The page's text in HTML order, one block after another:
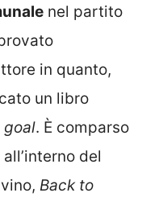
nel partito
in quanto,
un libro
goal. È comparso
del
Back to